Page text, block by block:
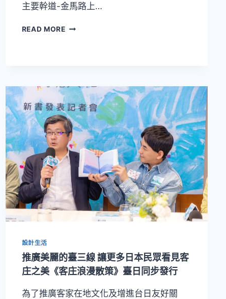
主要幹道-金馬路上…
READ MORE設
八
卦
山
星
巴
克
彰
化
縣
首
家
車
務
門
市
新
設計生活
推廣美麗的臺三線 讓更多日本民眾看見客
庄之美《客庄浪漫散策》臺日同步發行
為了推廣客家在地文化及增進台日友好關